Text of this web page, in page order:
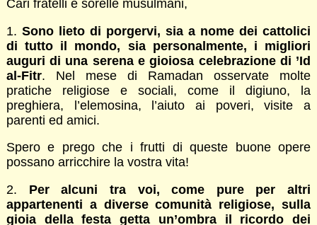
Cari fratelli e sorelle musulmani,
1. Sono lieto di porgervi, sia a nome dei cattolici
di tutto il mondo, sia personalmente, i migliori
auguri di una serena e gioiosa celebrazione di ’Id
al-Fitr. Nel mese di Ramadan osservate molte
pratiche religiose e sociali, come il digiuno, la
preghiera, l’elemosina, l’aiuto ai poveri, visite a
parenti ed amici.
Spero e prego che i frutti di queste buone opere
possano arricchire la vostra vita!
2. Per alcuni tra voi, come pure per altri
appartenenti a diverse comunità religiose, sulla
gioia della festa getta un’ombra il ricordo dei